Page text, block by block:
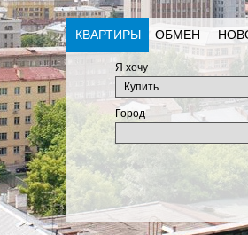
КВАРТИРЫ ОБМЕН
Я хочу
Город